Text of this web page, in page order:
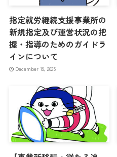
指定就労継続支援事業所の
新規指定及び運営状況の把
握・指導のためのガイドラ
インについて
December 19, 2025